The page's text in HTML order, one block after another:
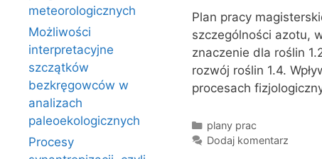
Plan pracy
szczególności azotu,
znaczenie dla roślin
rozwój roślin 1.4.
procesach
Kategorie
plany prac
Dodaj komentarz
meteorologicznych
Możliwości
interpretacyjne
szczątków
bezkręgowców w
analizach
paleoekologicznych
Procesy